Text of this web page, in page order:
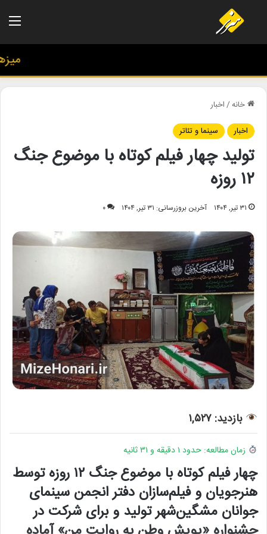
خانه/اخبار
اخبار
سینما و تئاتر
تولید چهار فیلم کوتاه با موضوع جنگ
۱۲ روزه
۳۱ تیر, ۱۴۰۴ آخرین بروزرسانی: ۳۱ تیر, ۱۴۰۴ ۰
بازدید: ۱,۵۲۷
زمان مطالعه: حدود ۱ دقیقه و ۳۱ ثانیه
چهار فیلم کوتاه با موضوع جنگ ۱۲ روزه توسط
هنرجویان و فیلم‌سازان دفتر انجمن سینمای
جوانان مشگین‌شهر تولید و برای شرکت در